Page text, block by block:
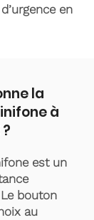
en
la
à
est un
bouton
au